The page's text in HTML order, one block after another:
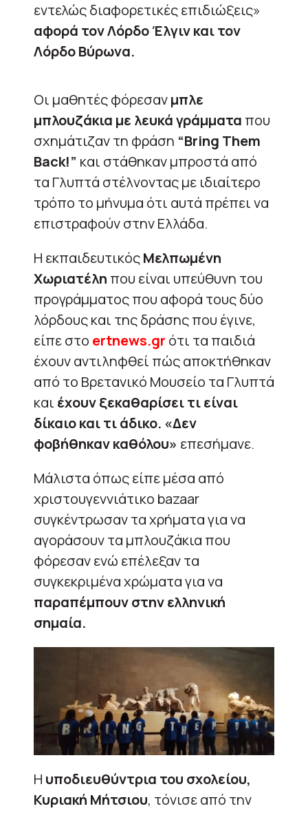
εντελώς διαφορετικές επιδιώξεις»
αφορά τον Λόρδο Έλγιν και τον
Λόρδο Βύρωνα.
Οι μαθητές φόρεσανμπλε
μπλουζάκια με λευκά γράμματα που
σχημάτιζαν τη φράση “Bring Them
Back!” και στάθηκαν μπροστά από
τα Γλυπτά στέλνοντας με ιδιαίτερο
τρόπο το μήνυμα ότι αυτά πρέπει να
επιστραφούν στην Ελλάδα.
Η εκπαιδευτικόςΜελπωμένη
Χωριατέλη που είναι υπεύθυνη του
προγράμματος που αφορά τους δύο
λόρδους και της δράσης που έγινε,
είπε στο ertnews.gr ότι τα παιδιά
έχουν αντιληφθεί πώς αποκτήθηκαν
από το Βρετανικό Μουσείο τα Γλυπτά
και έχουν ξεκαθαρίσει τι είναι
δίκαιο και τι άδικο. «Δεν
φοβήθηκαν καθόλου» επεσήμανε.
Μάλιστα όπως είπε μέσα από
χριστουγεννιάτικο bazaar
συγκέντρωσαν τα χρήματα για να
αγοράσουν τα μπλουζάκια που
φόρεσαν ενώ επέλεξαν τα
συγκεκριμένα χρώματα για να
παραπέμπουν στην ελληνική
σημαία.
Η υποδιευθύντρια του σχολείου,
Κυριακή Μήτσιου, τόνισε από την